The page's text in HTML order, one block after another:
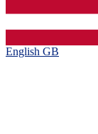
English GB‎